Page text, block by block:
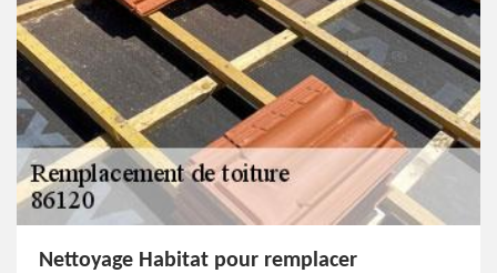
Nettoyage Habitat pour remplacer